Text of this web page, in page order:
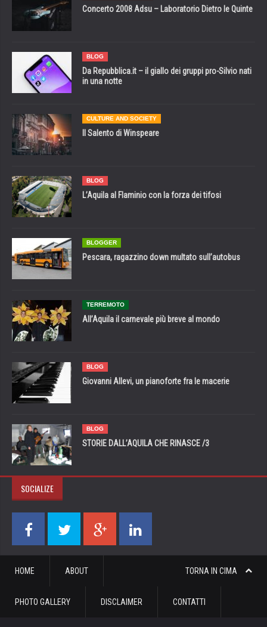
Concerto 2008 Adsu – Laboratorio Dietro le Quinte
BLOG
Da Repubblica.it – il giallo dei gruppi pro-Silvio nati
in una notte
CULTURE AND SOCIETY
Il Salento di Winspeare
BLOG
L’Aquila al Flaminio con la forza dei tifosi
BLOGGER
Pescara, ragazzino down multato sull’autobus
TERREMOTO
All’Aquila il carnevale più breve al mondo
BLOG
Giovanni Allevi, un pianoforte fra le macerie
BLOG
STORIE DALL’AQUILA CHE RINASCE /3
SOCIALIZE
TORNA IN CIMA
HOME ABOUT
PHOTO GALLERY DISCLAIMER CONTATTI